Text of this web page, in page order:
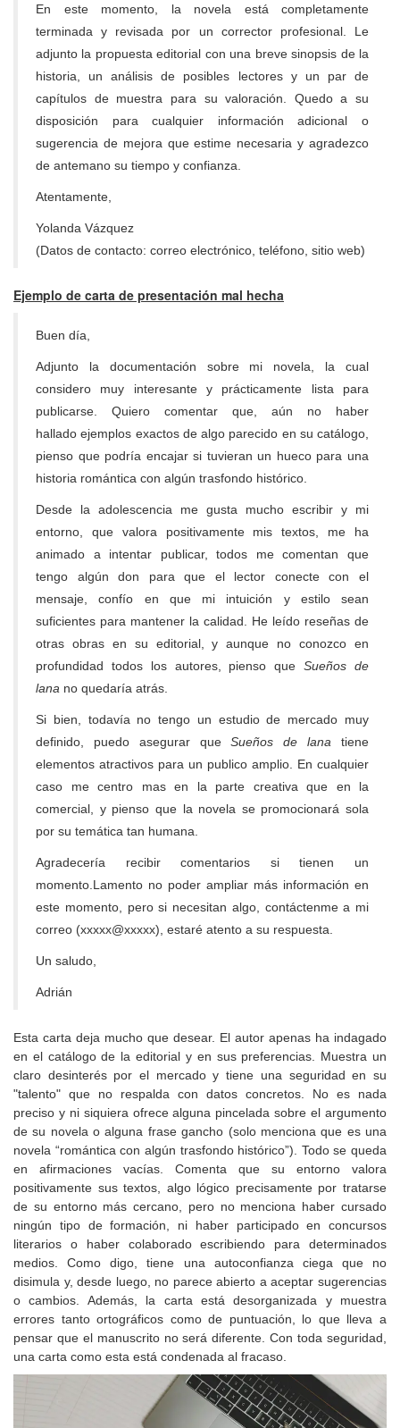
En este momento, la novela está completamente
terminada y revisada por un corrector profesional. Le
adjunto la propuesta editorial con una breve sinopsis de la
historia, un análisis de posibles lectores y un par de
capítulos de muestra para su valoración. Quedo a su
disposición para cualquier información adicional o
sugerencia de mejora que estime necesaria y agradezco
de antemano su tiempo y confianza.
Atentamente,
Yolanda Vázquez
(Datos de contacto: correo electrónico, teléfono, sitio web)
Ejemplo de carta de presentación mal hecha
Buen día,
Adjunto la documentación sobre mi novela, la cual
considero muy interesante y prácticamente lista para
publicarse. Quiero comentar que, aún no haber
hallado ejemplos exactos de algo parecido en su catálogo,
pienso que podría encajar si tuvieran un hueco para una
historia romántica con algún trasfondo histórico.
Desde la adolescencia me gusta mucho escribir y mi
entorno, que valora positivamente mis textos, me ha
animado a intentar publicar, todos me comentan que
tengo algún don para que el lector conecte con el
mensaje, confío en que mi intuición y estilo sean
suficientes para mantener la calidad. He leído reseñas de
otras obras en su editorial, y aunque no conozco en
profundidad todos los autores, pienso queSueños de
lana no quedaría atrás.
Si bien, todavía no tengo un estudio de mercado muy
definido, puedo asegurar queSueños de lana tiene
elementos atractivos para un publico amplio. En cualquier
caso me centro mas en la parte creativa que en la
comercial, y pienso que la novela se promocionará sola
por su temática tan humana.
Agradecería recibir comentarios si tienen un
momento.Lamento no poder ampliar más información en
este momento, pero si necesitan algo, contáctenme a mi
correo (xxxxx@xxxxx), estaré atento a su respuesta.
Un saludo,
Adrián
Esta carta deja mucho que desear. El autor apenas ha indagado
en el catálogo de la editorial y en sus preferencias. Muestra un
claro desinterés por el mercado y tiene una seguridad en su
"talento" que no respalda con datos concretos. No es nada
preciso y ni siquiera ofrece alguna pincelada sobre el argumento
de su novela o alguna frase gancho (solo menciona que es una
novela “romántica con algún trasfondo histórico”). Todo se queda
en afirmaciones vacías. Comenta que su entorno valora
positivamente sus textos, algo lógico precisamente por tratarse
de su entorno más cercano, pero no menciona haber cursado
ningún tipo de formación, ni haber participado en concursos
literarios o haber colaborado escribiendo para determinados
medios. Como digo, tiene una autoconfianza ciega que no
disimula y, desde luego, no parece abierto a aceptar sugerencias
o cambios. Además, la carta está desorganizada y muestra
errores tanto ortográficos como de puntuación, lo que lleva a
pensar que el manuscrito no será diferente. Con toda seguridad,
una carta como esta está condenada al fracaso.